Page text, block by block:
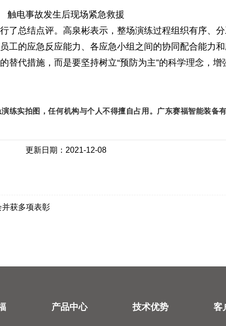
触电事故发生后现场紧急救援
了总结点评。高泉彬表示 ，整场演练过程组织有序、
工的应急反应能力、各应急小组之间的协同配合能力
代措施，而是要坚持树立“预防为主”的科学理念，
练实拍图，任何机构与个人不得擅自占用。 广东赛福智能装备
更新日期：2021-12-08
获多项表彰
产品中心 技术优势 客